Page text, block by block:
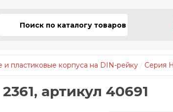
пластиковые корпуса на DIN-рейку/ Серия
артикул 40691